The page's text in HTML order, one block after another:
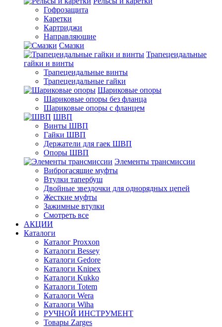
Гофрозащита
Каретки
Картриджи
Направляющие
Смазки
Трапецеидальные
гайки и винты
Трапецеидальные винты
Трапецеидальные гайки
Шариковые опоры
Шариковые опоры без фланца
Шариковые опоры с фланцем
ШВП
Винты ШВП
Гайки ШВП
Держатели для гаек ШВП
Опоры ШВП
Элементы трансмиссии
Виброгасящие муфты
Втулки тапербуш
Двойные звездочки для однорядных цепей
Жесткие муфты
Зажимные втулки
Смотреть все
АКЦИИ
Каталоги
Каталог Proxxon
Каталоги Bessey
Каталоги Gedore
Каталоги Knipex
Каталоги Kukko
Каталоги Totem
Каталоги Wera
Каталоги Wiha
РУЧНОЙ ИНСТРУМЕНТ
Товары Zarges